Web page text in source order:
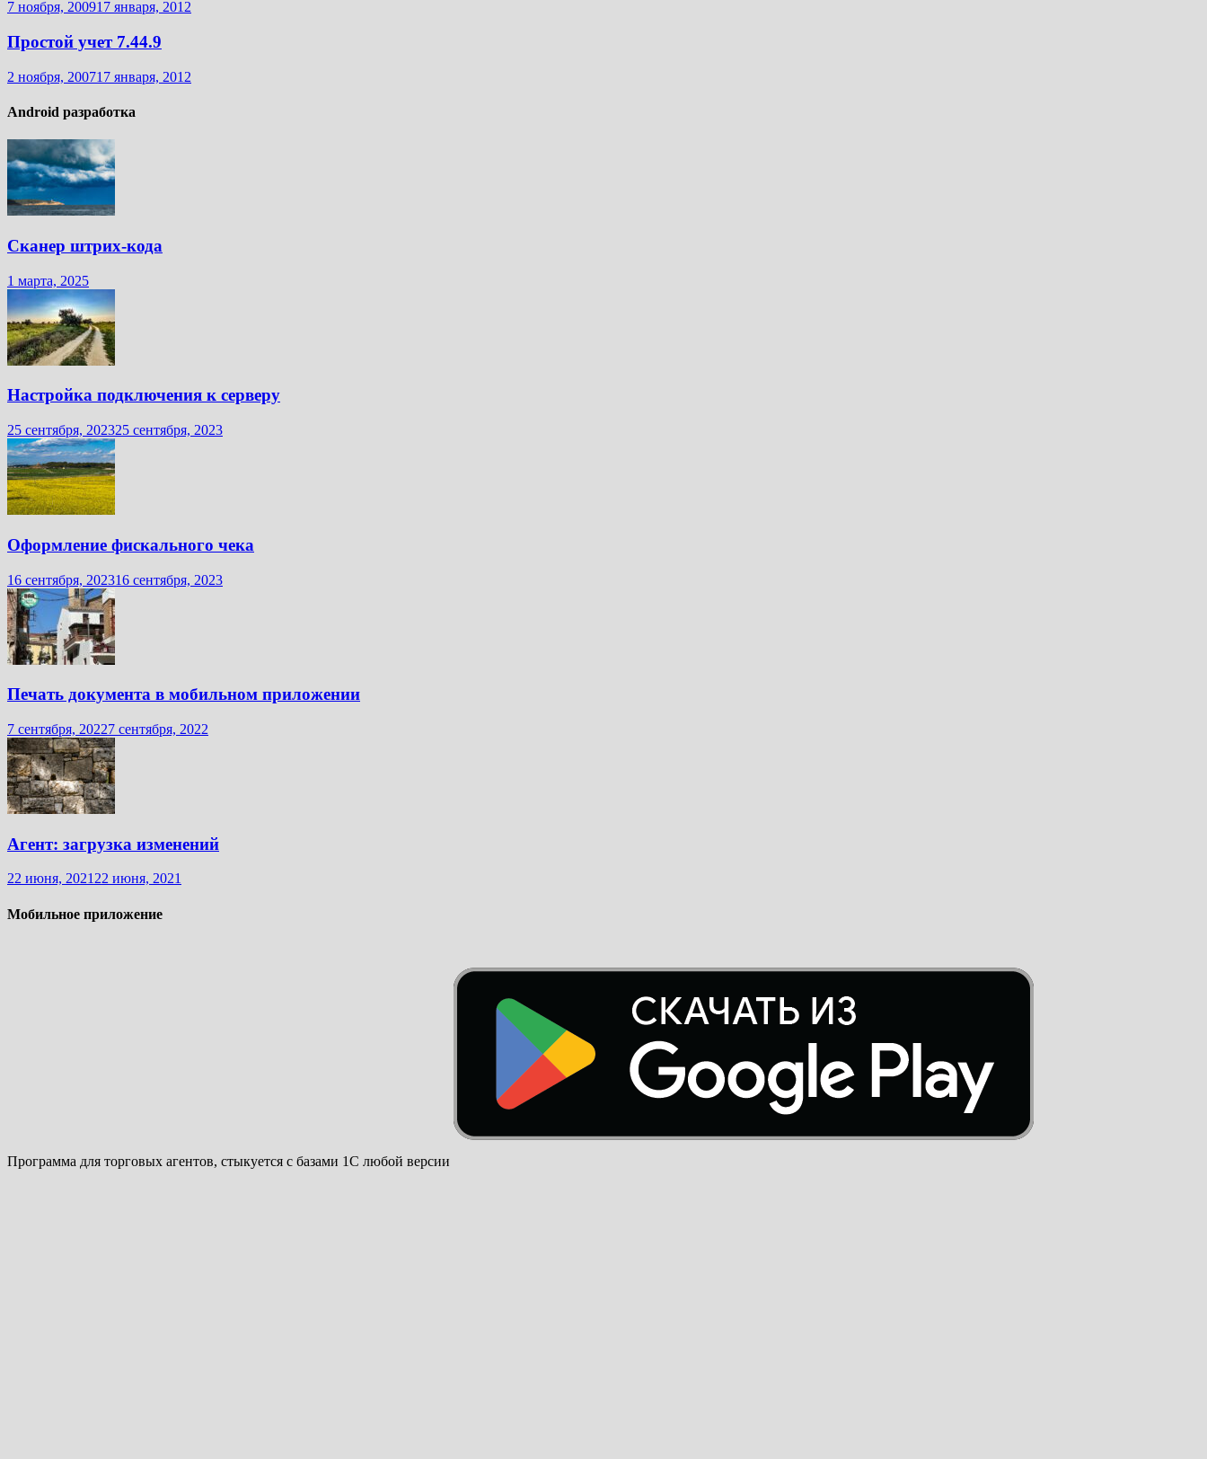
7 ноября, 200917 января, 2012
Простой учет 7.44.9
2 ноября, 200717 января, 2012
Android разработка
Сканер штрих-кода
1 марта, 2025
Настройка подключения к серверу
25 сентября, 202325 сентября, 2023
Оформление фискального чека
16 сентября, 202316 сентября, 2023
Печать документа в мобильном приложении
7 сентября, 20227 сентября, 2022
Агент: загрузка изменений
22 июня, 2021 22 июня, 2021
Мобильное приложение
Программа для торговых агентов, стыкуется с базами 1С любой версии